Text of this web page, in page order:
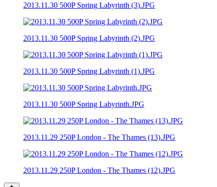
2013.11.30 500P Spring Labyrinth (3).JPG
2013.11.30 500P Spring Labyrinth (2).JPG
2013.11.30 500P Spring Labyrinth (1).JPG
2013.11.30 500P Spring Labyrinth.JPG
2013.11.29 250P London - The Thames (13).JPG
2013.11.29 250P London - The Thames (12).JPG